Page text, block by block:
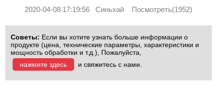
2020-04-08 17:19:56 Синьхай Посмотреть(1952)
Советы: Если вы хотите узнать больше информации о
продукте (цена, технические параметры, характеристики и
мощность обработки и т.д.), Пожалуйста,
нажмите здесь
и свяжитесь с нами.